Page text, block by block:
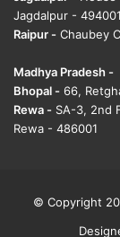
Jagdalpur - 494001
Raipur - Chaubey
Madhya Pradesh -
Bhopal - 66,
Rewa - SA-3, 2nd
Rewa - 486001
© Copyright